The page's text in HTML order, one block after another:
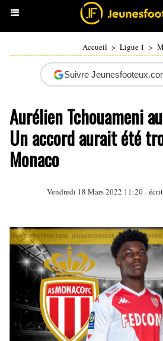
Accueil > Ligue 1 >
Suivre
Aurélien Tchouameni
Un accord aurait été
Monaco
Vendredi 18 Mars 2022 11:20 -